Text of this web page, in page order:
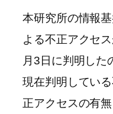
本研究所の情報
よる不正アクセ
月3日に判明した
現在判明してい
正アクセスの有